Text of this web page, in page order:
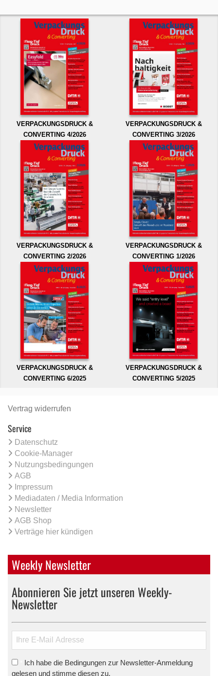
VERPACKUNGSDRUCK &
CONVERTING 4/2026
VERPACKUNGSDRUCK &
CONVERTING 3/2026
VERPACKUNGSDRUCK &
CONVERTING 2/2026
VERPACKUNGSDRUCK &
CONVERTING 1/2026
VERPACKUNGSDRUCK &
CONVERTING 6/2025
VERPACKUNGSDRUCK &
CONVERTING 5/2025
Vertrag widerrufen
Service
Datenschutz
Cookie-Manager
Nutzungsbedingungen
AGB
Impressum
Mediadaten / Media Information
Newsletter
AGB Shop
Verträge hier kündigen
Weekly Newsletter
Abonnieren Sie jetzt unseren Weekly-
Newsletter
Ich habe die Bedingungen zur Newsletter-Anmeldung
gelesen und stimme diesen zu.